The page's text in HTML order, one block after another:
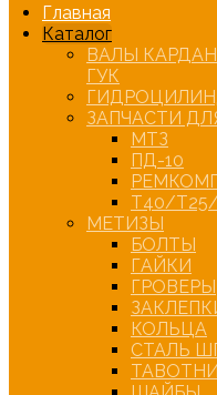
Главная
Каталог
ВАЛЫ
ГУК
ЗАПЧАСТИ
МТЗ
ПД-10
Т40/
МЕТИЗЫ
БОЛТЫ
ГАЙКИ
ГРОВЕРЫ
КОЛЬЦА
СТАЛЬ